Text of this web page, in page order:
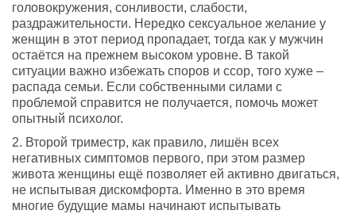
головокружения, сонливости, слабости,
раздражительности. Нередко сексуальное желание у
женщин в этот период пропадает, тогда как у мужчин
остаётся на прежнем высоком уровне. В такой
ситуации важно избежать споров и ссор, того хуже –
распада семьи. Если собственными силами с
проблемой справится не получается, помочь может
опытный психолог.
2. Второй триместр, как правило, лишён всех
негативных симптомов первого, при этом размер
живота женщины ещё позволяет ей активно двигаться,
не испытывая дискомфорта. Именно в это время
многие будущие мамы начинают испытывать